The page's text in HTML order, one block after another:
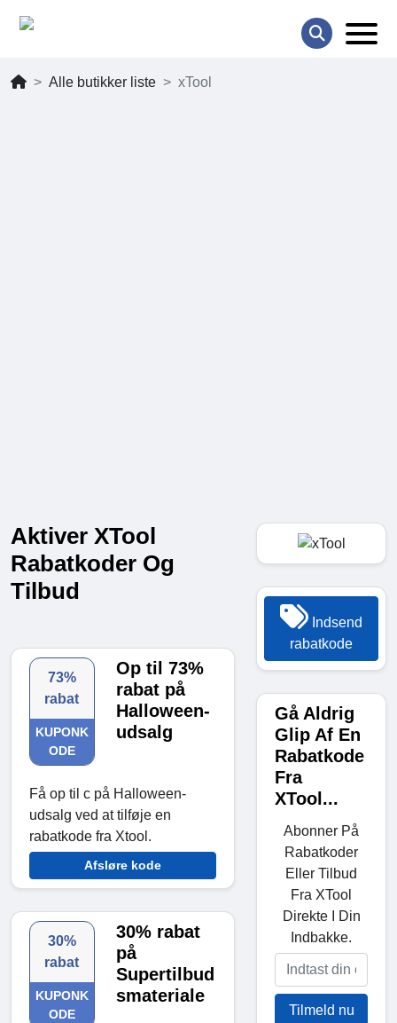
Alle butikker liste xTool
Aktiver XTool
Rabatkoder Og
Tilbud
73%
rabat
KUPONK
ODE
Op til 73%
rabat på
Halloween-
udsalg
Få op til c på Halloween-
udsalg ved at tilføje en
rabatkode fra Xtool.
Afsløre kode
30%
rabat
KUPONK
ODE
30% rabat
på
Supertilbud
smateriale
Indsend
rabatkode
Gå Aldrig
Glip Af En
Rabatkode
Fra
XTool...
Abonner På
Rabatkoder
Eller Tilbud
Fra XTool
Direkte I Din
Indbakke.
Tilmeld nu